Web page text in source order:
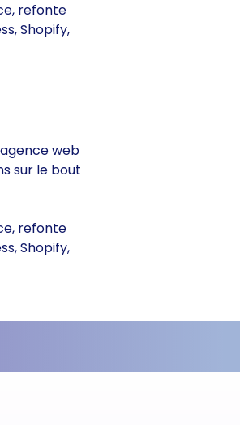
refonte
Shopify,
web
sur le bout
refonte
Shopify,